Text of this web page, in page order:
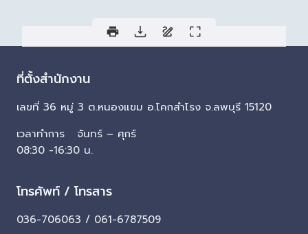
ที่ตั้งสำนักงาน
เลขที่ 36 หมู่ 3 ต.หนองแขม อ.โคกสำโรง จ.ลพบุรี 15120
เวลาทำการ จันทร์ – ศุกร์
08:30 -16:30 น.
โทรศัพท์ / โทรสาร
036-706063 / 061-6787509